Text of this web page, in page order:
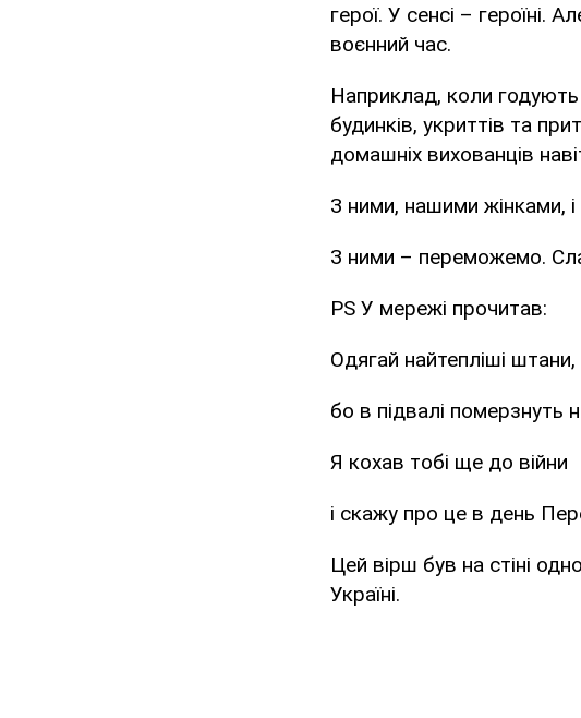
герої. У сенсі – героїні.
воєнний час.
Наприклад, коли
будинків, укриттів та
домашніх вихованців
З ними, нашими жінками,
З ними – переможемо.
PS У мережі прочитав:
Одягай найтепліші штани,
бо в підвалі померзнуть
Я кохав тобі ще до війни
і скажу про це в день
Цей вірш був на стіні
Україні.